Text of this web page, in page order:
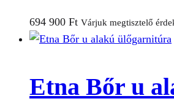
694 900 Ft Várjuk megtisztelő
Etna Bőr u